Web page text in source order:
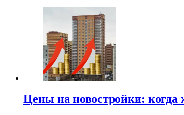
Цены на новостройки: